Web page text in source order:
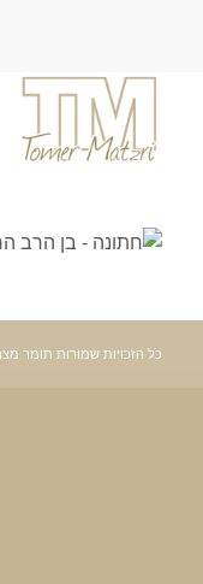
כל הזכויות שמורות תומר מצרי ©